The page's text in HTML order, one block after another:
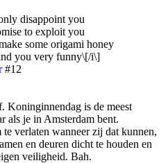
disappoint you
to exploit you
some origami honey
you very funny\[/i\]
#12
is de meest
als je in Amsterdam bent.
verlaten wanneer zij dat kunnen,
en deuren dicht te houden en
veiligheid. Bah.